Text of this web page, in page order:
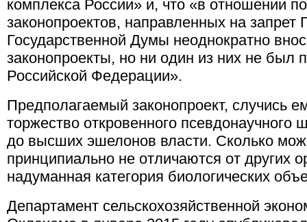
комплекса России» и, что «в отношении
законопроектов, направленных на
Государственной Думы неоднократно
законопроекты, но ни один из них не был
Российской Федерации».
Предполагаемый законопроект, случись
торжество откровенного псевдонаучного
до высших эшелонов власти. Сколько
принципиально не отличаются от других
надуманная категория биологических
Департамент сельскохозяйственной